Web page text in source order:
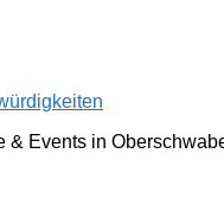
& Events in